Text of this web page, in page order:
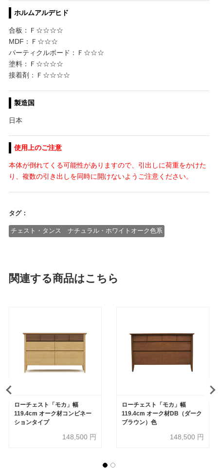
ホルムアルデヒド
合板：Ｆ☆☆☆☆
MDF：Ｆ☆☆☆
パーティクルボード：Ｆ☆☆☆
塗料：Ｆ☆☆☆☆
接着剤：Ｆ☆☆☆☆
製造国
日本
使用上のご注意
本体が倒れてくる可能性がありますので、引出しに荷重をかけた
り、複数の引き出しを同時に開けないようご注意ください。
タグ：
チェスト・タンス ナチュラル・ホワイトオーク色系
関連する商品はこちら
ローチェスト「モカ」幅
119.4cm オーク材コンビネー
ションタイプ
148,500 円
ローチェスト「モカ」幅
119.4cm オーク材DB（ダーク
ブラウン）色
148,500 円